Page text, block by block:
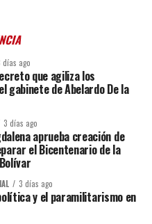
días ago
que agiliza los
gabinete de Abelardo De la
3 días ago
aprueba creación de
el Bicentenario de la
3 días ago
y el paramilitarismo en